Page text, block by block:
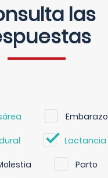
las
Embarazo
Lactancia
Parto